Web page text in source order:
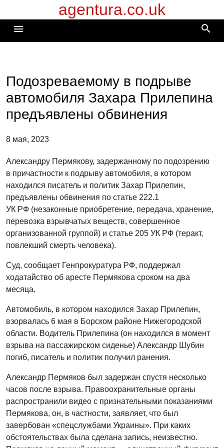
к
содержимому
agentura.co.uk
menu search
Подозреваемому в подрыве
автомобиля Захара Прилепина
предъявлены обвинения
8 мая, 2023
Александру Пермякову, задержанному по подозрению
в причастности к подрыву автомобиля, в котором
находился писатель и политик Захар Прилепин,
предъявлены обвинения по статье 222.1
УК РФ (незаконные приобретение, передача, хранение,
перевозка взрывчатых веществ, совершенное
организованной группой) и статье 205 УК РФ (теракт,
повлекший смерть человека).
Суд, сообщает Генпрокуратура РФ, поддержал
ходатайство об аресте Пермякова сроком на два
месяца.
Автомобиль, в котором находился Захар Прилепин,
взорвалась 6 мая в Борском районе Нижегородской
области. Водитель Прилепина (он находился в момент
взрыва на пассажирском сиденье) Александр Шубин
погиб, писатель и политик получил ранения.
Александр Пермяков был задержан спустя несколько
часов после взрыва. Правоохранительные органы
распространили видео с признательными показаниями
Пермякова, он, в частности, заявляет, что был
завербован «спецслужбами Украины». При каких
обстоятельствах была сделана запись, неизвестно.